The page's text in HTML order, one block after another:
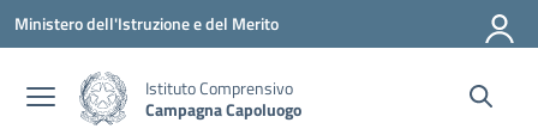
Vai ai contenuti
Vai al menu di navigazione
Vai al footer
Ministero dell'Istruzione e del Merito
Istituto Comprensivo
Campagna Capoluogo